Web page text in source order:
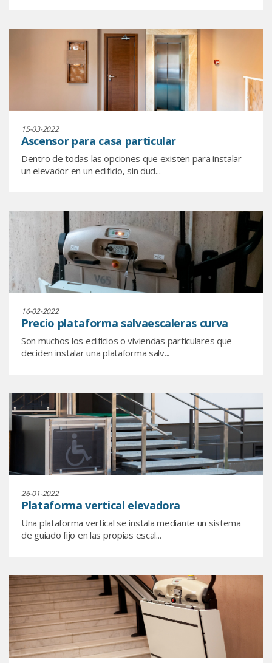
15-03-2022
Ascensor para casa particular
Dentro de todas las opciones que existen para instalar
un elevador en un edificio, sin dud...
16-02-2022
Precio plataforma salvaescaleras curva
Son muchos los edificios o viviendas particulares que
deciden instalar una plataforma salv...
26-01-2022
Plataforma vertical elevadora
Una plataforma vertical se instala mediante un sistema
de guiado fijo en las propias escal...